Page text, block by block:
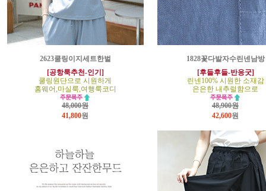
2623쿨링이지세트한벌
[공항룩추천-인기]
쿨링원단으로 시원하게
홈웨어,마실룩,여행룩코디
48,000원
41,800원
1828꽃다발자수린넨남방
[후들후들-반응굿]
린넨100% 시원한 소재감
은은한 내추럴함으로
48,900원
42,600원